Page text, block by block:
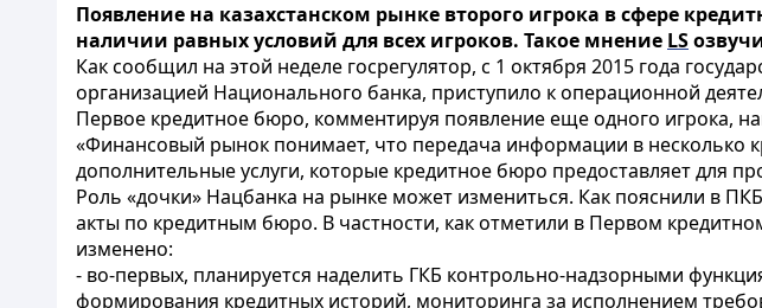
Появление на казахстанском рынке второго игрока в сфере
наличии равных условий для всех игроков. Такое мнение LS
Как сообщил на этой неделе госрегулятор, с 1 октября 2015 года
организацией Национального банка, приступило к операционной
Первое кредитное бюро, комментируя появление еще одного игрока,
«Финансовый рынок понимает, что передача информации в несколько
дополнительные услуги, которые кредитное бюро предоставляет для
Роль «дочки» Нацбанка на рынке может измениться. Как пояснили в
акты по кредитным бюро. В частности, как отметили в Первом
изменено:
- во-первых, планируется наделить ГКБ контрольно-надзорными
формирования кредитных историй, мониторинга за исполнением